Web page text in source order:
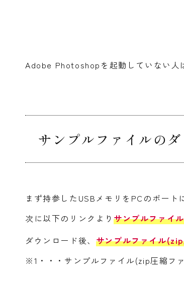
Adobe Photoshopを起動していない人
サンプルファイルの
まず持参したUSBメモリをPCのポート
次に以下のリンクより サンプルファイ
ダウンロード後、 サンプルファイル
※1・・・サンプルファイル(zip圧縮フ